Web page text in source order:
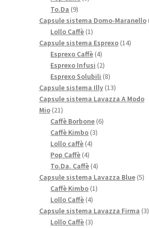
To.Da 99
prodotti
Capsule sistema Domo-Maranello
Lollo Caffè 11
prodotto
Capsule sistema Esprexo 1414
Esprexo Caffè 44
prodotti
Esprexo Infusi 22
prodotti
Esprexo Solubili 88
prodotti
Capsule sistema Illy 1313
prodotti
Capsule sistema Lavazza A Modo
Mio 2121
prodotti
Caffè Borbone 66
Caffè Kimbo 33
Lollo caffè 44
Pop Caffè 44
prodotti
To.Da. Caffè 44
prodotti
Capsule sistema Lavazza Blue 55
Caffè Kimbo 11
Lollo Caffè 44
prodotti
Capsule sistema Lavazza Firma 33
Lollo Caffè 33